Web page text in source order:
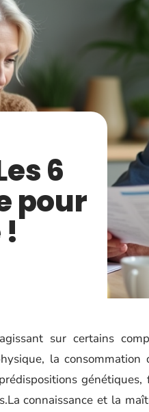
6
pour
sur certains
la consommation
connaissance et la